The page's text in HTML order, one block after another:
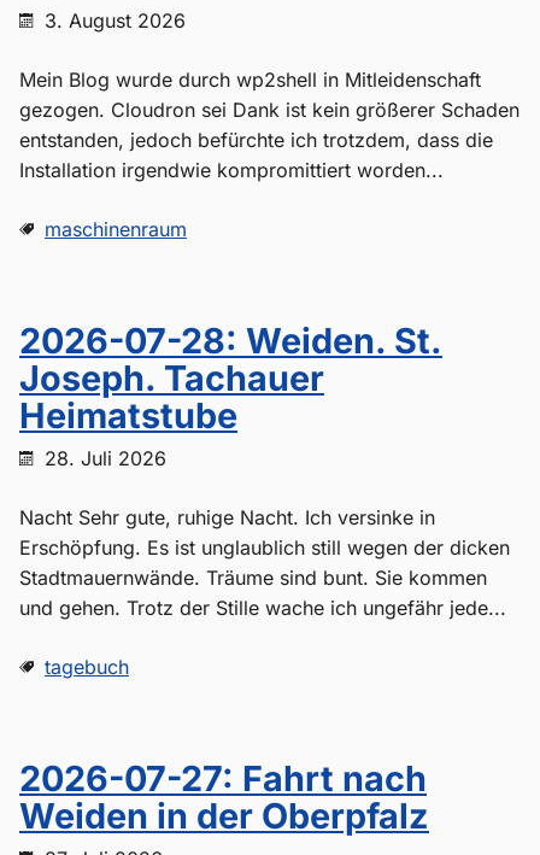
3. August 2026
Mein Blog wurde durch wp2shell in Mitleidenschaft
gezogen. Cloudron sei Dank ist kein größerer Schaden
entstanden, jedoch befürchte ich trotzdem, dass die
Installation irgendwie kompromittiert worden...
maschinenraum
2026-07-28: Weiden. St.
Joseph. Tachauer
Heimatstube
28. Juli 2026
Nacht Sehr gute, ruhige Nacht. Ich versinke in
Erschöpfung. Es ist unglaublich still wegen der dicken
Stadtmauernwände. Träume sind bunt. Sie kommen
und gehen. Trotz der Stille wache ich ungefähr jede...
tagebuch
2026-07-27: Fahrt nach
Weiden in der Oberpfalz